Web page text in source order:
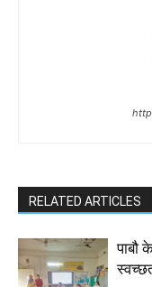
RELATED ARTICLES
पाबौ